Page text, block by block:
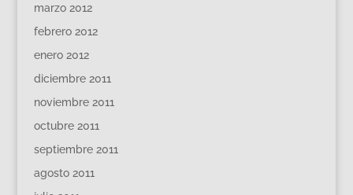
marzo 2012
febrero 2012
enero 2012
diciembre 2011
noviembre 2011
octubre 2011
septiembre 2011
agosto 2011